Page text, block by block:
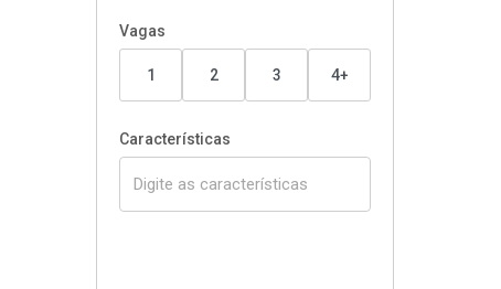
Vagas
1 2 3 4+
Características